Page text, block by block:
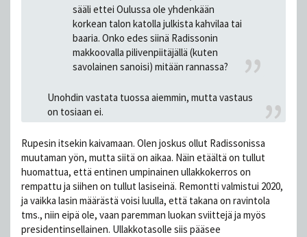
sääli ettei Oulussa ole yhdenkään
korkean talon katolla julkista kahvilaa tai
baaria. Onko edes siinä Radissonin
makkoovalla pilivenpiitäjällä (kuten
savolainen sanoisi) mitään rannassa?
Unohdin vastata tuossa aiemmin, mutta vastaus
on tosiaan ei.
Rupesin itsekin kaivamaan. Olen joskus ollut Radissonissa
muutaman yön, mutta siitä on aikaa. Näin etäältä on tullut
huomattua, että entinen umpinainen ullakkokerros on
rempattu ja siihen on tullut lasiseinä. Remontti valmistui 2020,
ja vaikka lasin määrästä voisi luulla, että takana on ravintola
tms., niin eipä ole, vaan paremman luokan sviittejä ja myös
presidentinsellainen. Ullakkotasolle siis pääsee